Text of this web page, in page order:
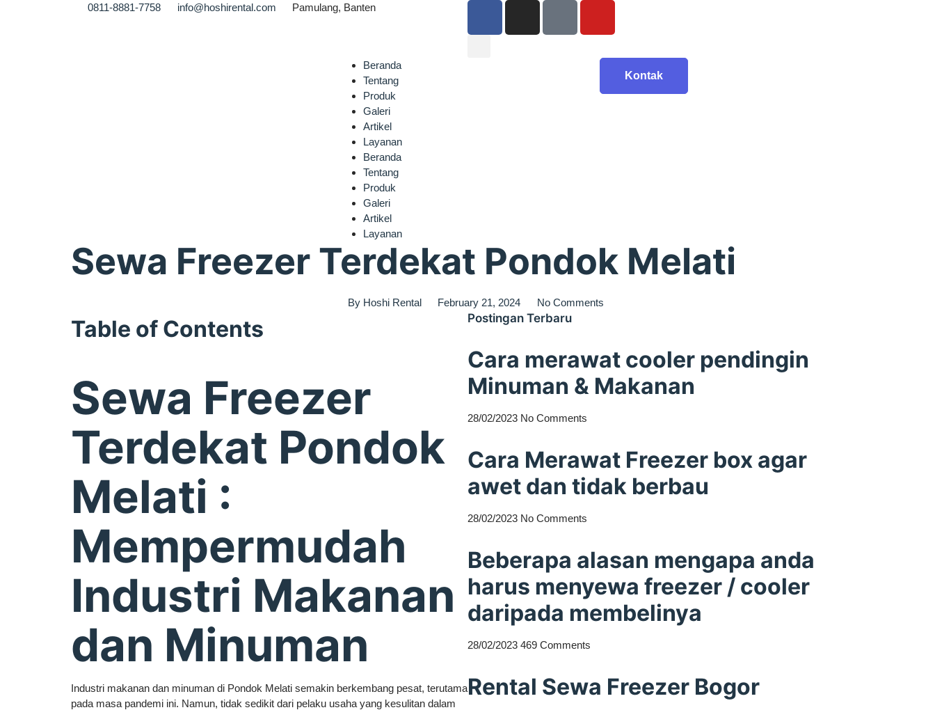
0811-8881-7758 info@hoshirental.com Pamulang, Banten
Beranda
Tentang
Produk
Galeri
Artikel
Layanan
Beranda
Tentang
Produk
Galeri
Artikel
Layanan
Kontak
Sewa Freezer Terdekat Pondok Melati
ByHoshi Rental February 21, 2024 No Comments
Table of Contents
Sewa Freezer
Terdekat Pondok
Melati :
Mempermudah
Industri Makanan
dan Minuman
Industri makanan dan minuman di Pondok Melati semakin berkembang pesat, terutama
pada masa pandemi ini. Namun, tidak sedikit dari pelaku usaha yang kesulitan dalam
Postingan Terbaru
Cara merawat cooler pendingin
Minuman & Makanan
28/02/2023 No Comments
Cara Merawat Freezer box agar
awet dan tidak berbau
28/02/2023 No Comments
Beberapa alasan mengapa anda
harus menyewa freezer / cooler
daripada membelinya
28/02/2023 469 Comments
Rental Sewa Freezer Bogor